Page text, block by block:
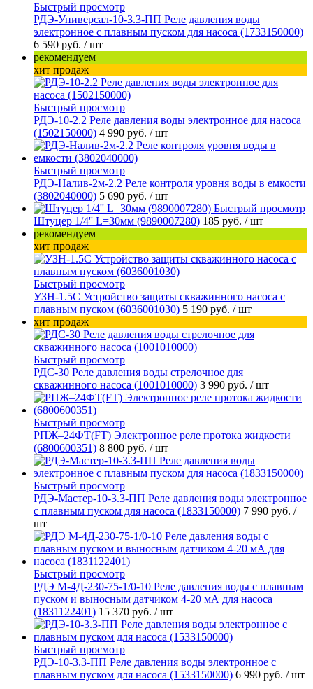
Быстрый просмотр
РДЭ-Универсал-10-3.3-ПП Реле давления воды
электронное с плавным пуском для насоса (1733150000)
6 590 руб. / шт
рекомендуем
хит продаж
Быстрый просмотр
РДЭ-10-2.2 Реле давления воды электронное для насоса
(1502150000) 4 990 руб. / шт
Быстрый просмотр
РДЭ-Налив-2м-2.2 Реле контроля уровня воды в емкости
(3802040000) 5 690 руб. / шт
Быстрый просмотр
Штуцер 1/4'' L=30мм (9890007280) 185 руб. / шт
рекомендуем
хит продаж
Быстрый просмотр
УЗН-1.5С Устройство защиты скважинного насоса с
плавным пуском (6036001030) 5 190 руб. / шт
хит продаж
Быстрый просмотр
РДС-30 Реле давления воды стрелочное для
скважинного насоса (1001010000) 3 990 руб. / шт
Быстрый просмотр
РПЖ–24ФТ(FT) Электронное реле протока жидкости
(6800600351) 8 800 руб. / шт
Быстрый просмотр
РДЭ-Мастер-10-3.3-ПП Реле давления воды электронное
с плавным пуском для насоса (1833150000) 7 990 руб. /
шт
Быстрый просмотр
РДЭ М-4Д-230-75-1/0-10 Реле давления воды с плавным
пуском и выносным датчиком 4-20 мА для насоса
(1831122401) 15 370 руб. / шт
Быстрый просмотр
РДЭ-10-3.3-ПП Реле давления воды электронное с
плавным пуском для насоса (1533150000) 6 990 руб. / шт